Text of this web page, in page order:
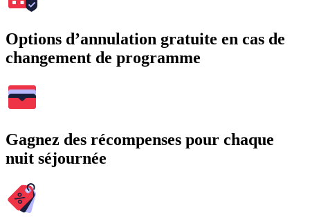
Options d’annulation gratuite en cas de
changement de programme
Gagnez des récompenses pour chaque
nuit séjournée